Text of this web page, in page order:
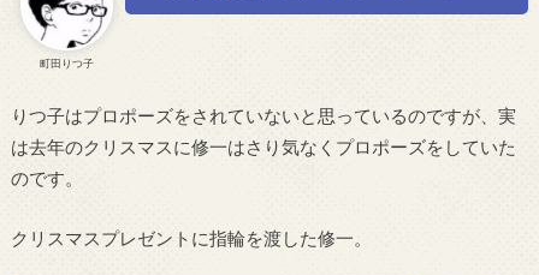
町田りつ子
りつ子はプロポーズをされていないと思っているのですが、実
は去年のクリスマスに修一はさり気なくプロポーズをしていた
のです。
クリスマスプレゼントに指輪を渡した修一。